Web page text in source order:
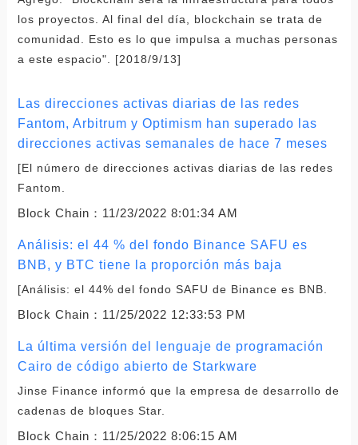
los proyectos. Al final del día, blockchain se trata de
comunidad. Esto es lo que impulsa a muchas personas
a este espacio". [2018/9/13]
Las direcciones activas diarias de las redes
Fantom, Arbitrum y Optimism han superado las
direcciones activas semanales de hace 7 meses
[El número de direcciones activas diarias de las redes
Fantom.
Block Chain： 11/23/2022 8:01:34 AM
Análisis: el 44 % del fondo Binance SAFU es
BNB, y BTC tiene la proporción más baja
[Análisis: el 44% del fondo SAFU de Binance es BNB.
Block Chain： 11/25/2022 12:33:53 PM
La última versión del lenguaje de programación
Cairo de código abierto de Starkware
Jinse Finance informó que la empresa de desarrollo de
cadenas de bloques Star.
Block Chain： 11/25/2022 8:06:15 AM